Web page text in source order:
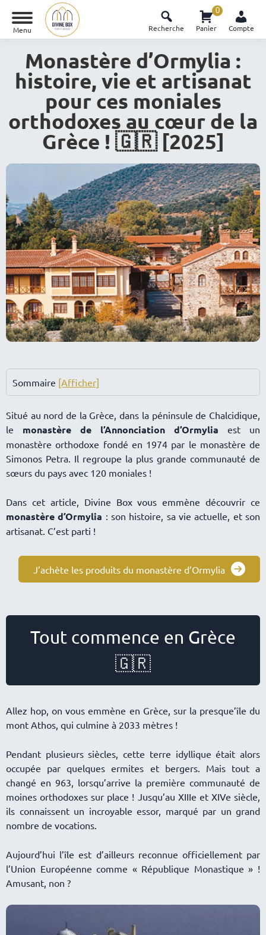
Menu Recherche Panier
0
Compte
Monastère d’Ormylia :
histoire, vie et artisanat
pour ces moniales
orthodoxes au cœur de la
Grèce ! 🇬🇷 [2025]
Sommaire [Afficher]
Situé au nord de la Grèce, dans la péninsule de Chalcidique,
le monastère de l’Annonciation d’Ormylia est un
monastère orthodoxe fondé en 1974 par le monastère de
Simonos Petra. Il regroupe la plus grande communauté de
sœurs du pays avec 120 moniales !
Dans cet article, Divine Box vous emmène découvrir ce
monastère d’Ormylia : son histoire, sa vie actuelle, et son
artisanat. C’est parti !
J’achète les produits du monastère d’Ormylia
Tout commence en Grèce
🇬🇷
Allez hop, on vous emmène en Grèce, sur la presque’île du
mont Athos, qui culmine à 2033 mètres !
Pendant plusieurs siècles, cette terre idyllique était alors
occupée par quelques ermites et bergers. Mais tout a
changé en 963, lorsqu’arrive la première communauté de
moines orthodoxes sur place ! Jusqu’au XIIIe et XIVe siècle,
ils connaissent un incroyable essor, marqué par un grand
nombre de vocations.
Aujourd’hui l’île est d’ailleurs reconnue officiellement par
l’Union Européenne comme « République Monastique » !
Amusant, non ?